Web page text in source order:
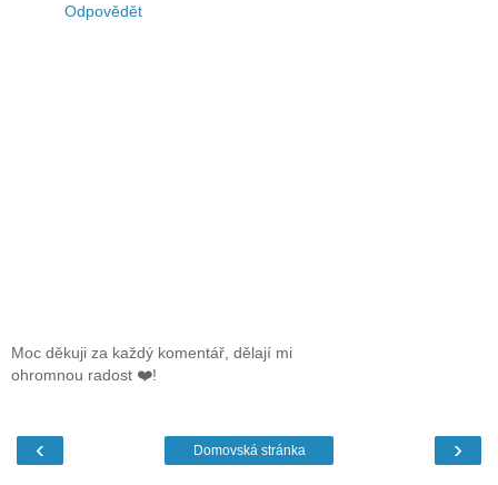
Odpovědět
Moc děkuji za každý komentář, dělají mi
ohromnou radost ❤️!
‹ ›
Domovská stránka